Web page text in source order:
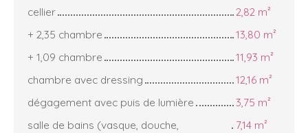
cellier
2,82 m²
+ 2,35 chambre
13,80 m²
+ 1,09 chambre
11,93 m²
chambre avec dressing
12,16 m²
dégagement avec puis de lumière
3,75 m²
salle de bains (vasque, douche,
7,14 m²